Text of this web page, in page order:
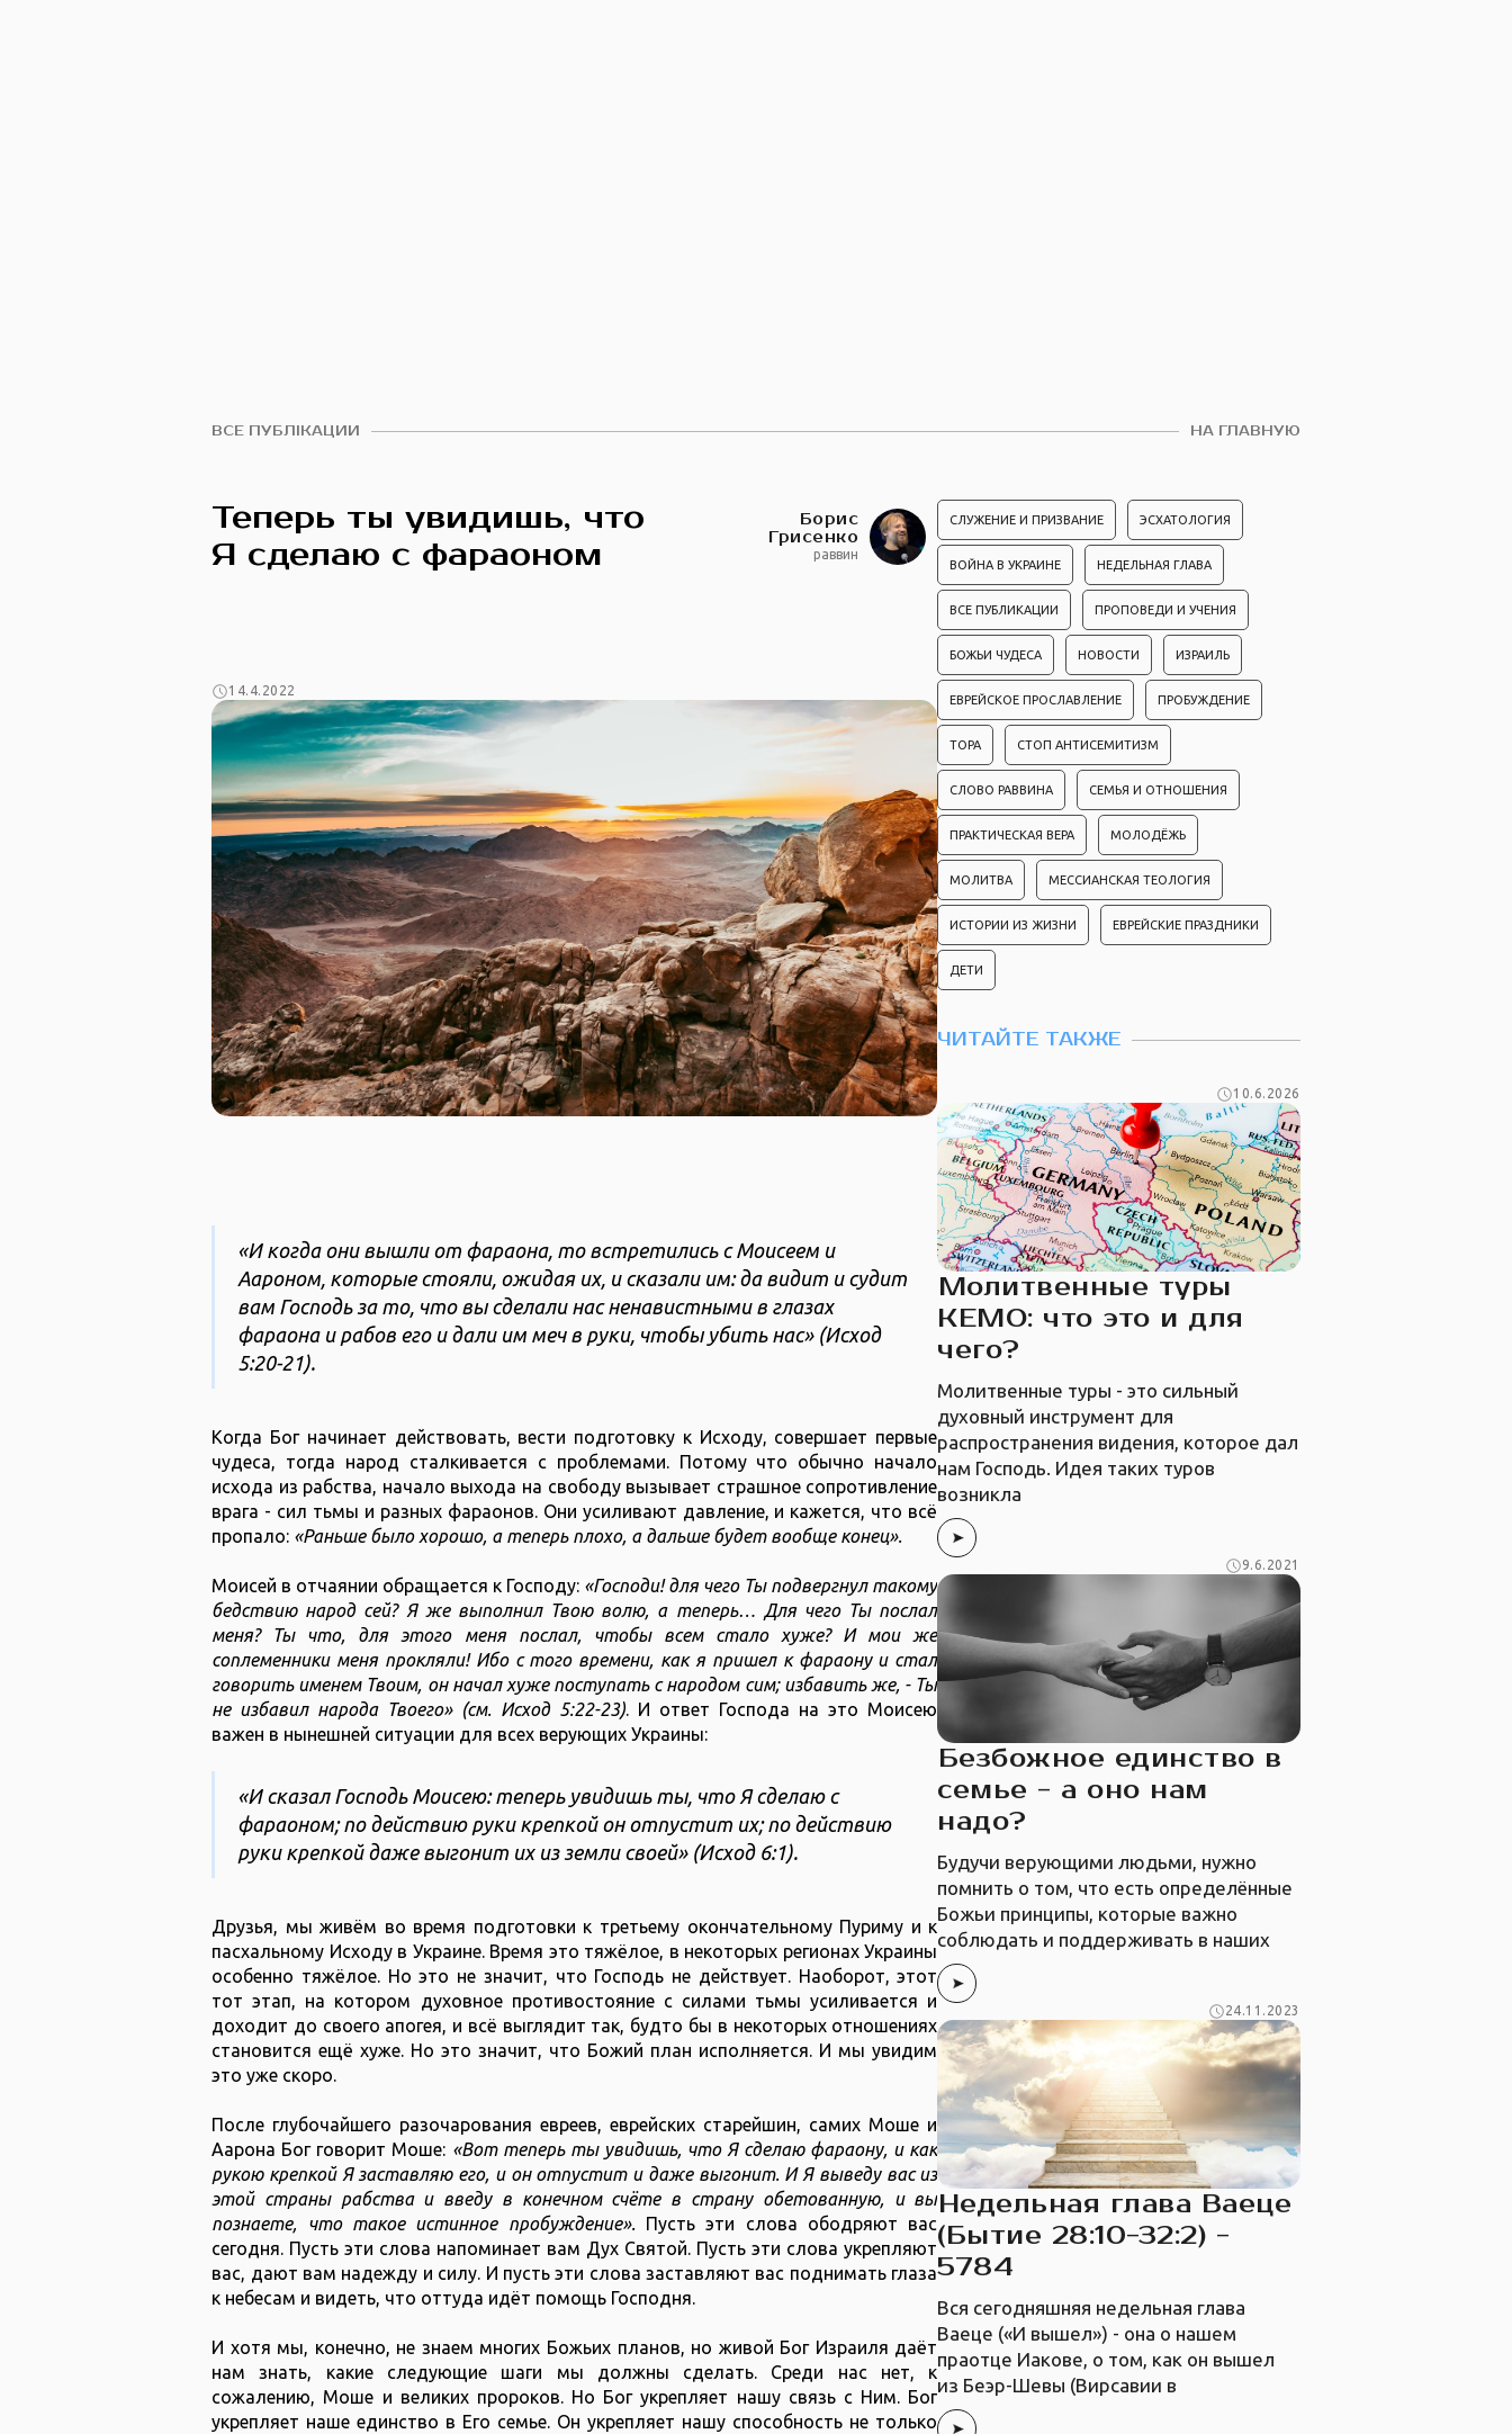
ВСЕ ПУБЛІКАЦИИ НА ГЛАВНУЮ
Теперь ты увидишь, что
Я сделаю с фараоном
Борис
Грисенко
раввин
14.4.2022
«И когда они вышли от фараона, то встретились с Моисеем и
Аароном, которые стояли, ожидая их, и сказали им: да видит и судит
вам Господь за то, что вы сделали нас ненавистными в глазах
фараона и рабов его и дали им меч в руки, чтобы убить нас» (Исход
5:20-21).
Когда Бог начинает действовать, вести подготовку к Исходу, совершает первые
чудеса, тогда народ сталкивается с проблемами. Потому что обычно начало
исхода из рабства, начало выхода на свободу вызывает страшное сопротивление
врага - сил тьмы и разных фараонов. Они усиливают давление, и кажется, что всё
пропало: «Раньше было хорошо, а теперь плохо, а дальше будет вообще конец».
Моисей в отчаянии обращается к Господу: «Господи! для чего Ты подвергнул такому
бедствию народ сей? Я же выполнил Твою волю, а теперь… Для чего Ты послал
меня? Ты что, для этого меня послал, чтобы всем стало хуже? И мои же
соплеменники меня прокляли! Ибо с того времени, как я пришел к фараону и стал
говорить именем Твоим, он начал хуже поступать с народом сим; избавить же, - Ты
не избавил народа Твоего» (см. Исход 5:22-23). И ответ Господа на это Моисею
важен в нынешней ситуации для всех верующих Украины:
«И сказал Господь Моисею: теперь увидишь ты, что Я сделаю с
фараоном; по действию руки крепкой он отпустит их; по действию
руки крепкой даже выгонит их из земли своей» (Исход 6:1).
Друзья, мы живём во время подготовки к третьему окончательному Пуриму и к
пасхальному Исходу в Украине. Время это тяжёлое, в некоторых регионах Украины
особенно тяжёлое. Но это не значит, что Господь не действует. Наоборот, этот
тот этап, на котором духовное противостояние с силами тьмы усиливается и
доходит до своего апогея, и всё выглядит так, будто бы в некоторых отношениях
становится ещё хуже. Но это значит, что Божий план исполняется. И мы увидим
это уже скоро.
После глубочайшего разочарования евреев, еврейских старейшин, самих Моше и
Аарона Бог говорит Моше: «Вот теперь ты увидишь, что Я сделаю фараону, и как
рукою крепкой Я заставляю его, и он отпустит и даже выгонит. И Я выведу вас из
этой страны рабства и введу в конечном счёте в страну обетованную, и вы
познаете, что такое истинное пробуждение». Пусть эти слова ободряют вас
сегодня. Пусть эти слова напоминает вам Дух Святой. Пусть эти слова укрепляют
вас, дают вам надежду и силу. И пусть эти слова заставляют вас поднимать глаза
к небесам и видеть, что оттуда идёт помощь Господня.
И хотя мы, конечно, не знаем многих Божьих планов, но живой Бог Израиля даёт
нам знать, какие следующие шаги мы должны сделать. Среди нас нет, к
сожалению, Моше и великих пророков. Но Бог укрепляет нашу связь с Ним. Бог
укрепляет наше единство в Его семье. Он укрепляет нашу способность не только
СЛУЖЕНИЕ И ПРИЗВАНИЕ ЭСХАТОЛОГИЯ
ВОЙНА В УКРАИНЕ НЕДЕЛЬНАЯ ГЛАВА
ВСЕ ПУБЛИКАЦИИ ПРОПОВЕДИ И УЧЕНИЯ
БОЖЬИ ЧУДЕСА НОВОСТИ ИЗРАИЛЬ
ЕВРЕЙСКОЕ ПРОСЛАВЛЕНИЕ ПРОБУЖДЕНИЕ
ТОРА СТОП АНТИСЕМИТИЗМ
СЛОВО РАВВИНА СЕМЬЯ И ОТНОШЕНИЯ
ПРАКТИЧЕСКАЯ ВЕРА МОЛОДЁЖЬ
МОЛИТВА МЕССИАНСКАЯ ТЕОЛОГИЯ
ИСТОРИИ ИЗ ЖИЗНИ ЕВРЕЙСКИЕ ПРАЗДНИКИ
ДЕТИ
ЧИТАЙТЕ ТАКЖЕ
10.6.2026
Молитвенные туры
КЕМО: что это и для
чего?
Молитвенные туры - это сильный
духовный инструмент для
распространения видения, которое дал
нам Господь. Идея таких туров
возникла
9.6.2021
Безбожное единство в
семье - а оно нам
надо?
Будучи верующими людьми, нужно
помнить о том, что есть определённые
Божьи принципы, которые важно
соблюдать и поддерживать в наших
24.11.2023
Недельная глава Ваеце
(Бытие 28:10-32:2) -
5784
Вся сегодняшняя недельная глава
Ваеце («И вышел») - она о нашем
праотце Иакове, о том, как он вышел
из Беэр-Шевы (Вирсавии в